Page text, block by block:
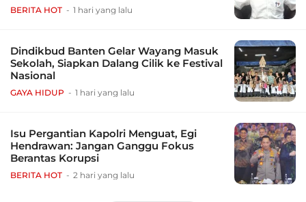
BERITA HOT 1 hari yang lalu
Dindikbud Banten Gelar Wayang Masuk
Sekolah, Siapkan Dalang Cilik ke Festival
Nasional
GAYA HIDUP 1 hari yang lalu
Isu Pergantian Kapolri Menguat, Egi
Hendrawan: Jangan Ganggu Fokus
Berantas Korupsi
BERITA HOT 2 hari yang lalu